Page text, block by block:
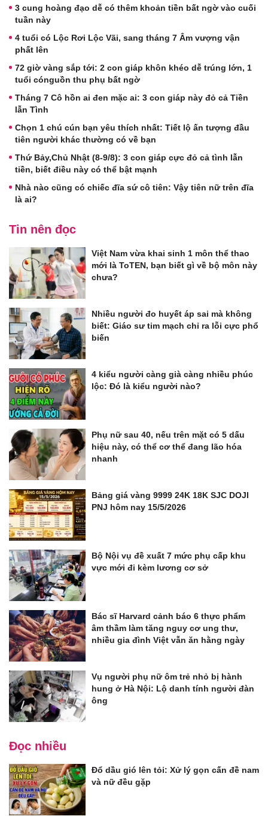
3 cung hoàng đạo dễ có thêm khoản tiền bất ngờ vào cuối
tuần này
4 tuổi có Lộc Rơi Lộc Vãi, sang tháng 7 Âm vượng vận
phất lên
72 giờ vàng sắp tới: 2 con giáp khôn khéo dễ trúng lớn, 1
tuổi cónguồn thu phụ bất ngờ
Tháng 7 Cô hồn ai đen mặc ai: 3 con giáp này đỏ cả Tiền
lẫn Tình
Chọn 1 chú cún bạn yêu thích nhất: Tiết lộ ấn tượng đầu
tiên người khác thường có về bạn
Thứ Bảy,Chủ Nhật (8-9/8): 3 con giáp cực đỏ cả tình lẫn
tiền, biết điều này có thể bật mạnh
Nhà nào cũng có chiếc đĩa sứ cô tiên: Vậy tiên nữ trên đĩa
là ai?
Tin nên đọc
Việt Nam vừa khai sinh 1 môn thể thao
mới là ToTEN, bạn biết gì về bộ môn này
chưa?
Nhiều người đo huyết áp sai mà không
biết: Giáo sư tim mạch chỉ ra lỗi cực phổ
biến
4 kiểu người càng già càng nhiều phúc
lộc: Đó là kiểu người nào?
Phụ nữ sau 40, nếu trên mặt có 5 dấu
hiệu này, có thể cơ thể đang lão hóa
nhanh
Bảng giá vàng 9999 24K 18K SJC DOJI
PNJ hôm nay 15/5/2026
Bộ Nội vụ đề xuất 7 mức phụ cấp khu
vực mới đi kèm lương cơ sở
Bác sĩ Harvard cảnh báo 6 thực phẩm
âm thầm làm tăng nguy cơ ung thư,
nhiều gia đình Việt vẫn ăn hằng ngày
Vụ người phụ nữ ôm trẻ nhỏ bị hành
hung ở Hà Nội: Lộ danh tính người đàn
ông
Đọc nhiều
Đổ dầu gió lên tỏi: Xử lý gọn cấn đề nam
và nữ đều gặp